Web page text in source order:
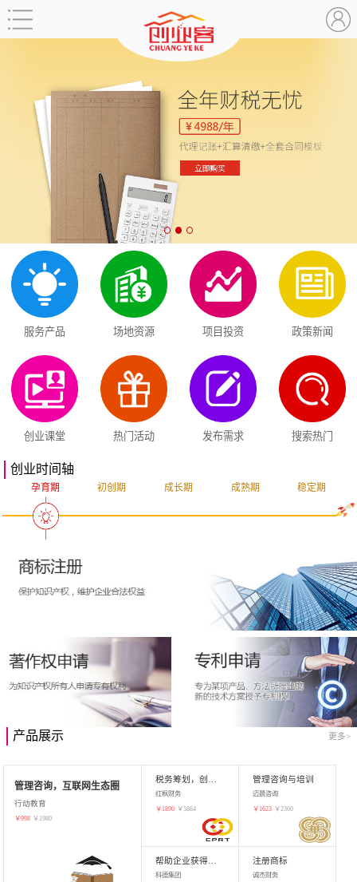
服务产品 场地资源 项目投资 政策新闻
创业课堂 热门活动 发布需求 搜索热门
创业时间轴
孕育期 初创期 成长期 成熟期 稳定期
产品展示 更多>
管理咨询，互联网生态圈
行动教育
￥998 ￥ 1980
红枫财务
￥ 1890 ￥5864
管理咨询与培训
迈晨咨询
￥ 1623 ￥2360
科德集团
注册商标
诚杰财务